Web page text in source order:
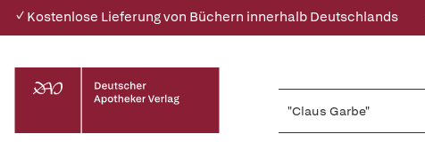
✓ Kostenlose Lieferung von Büchern innerhalb Deutschlands